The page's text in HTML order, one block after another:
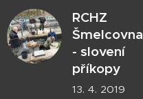
RCHZ
Šmelcovna
- slovení
příkopy
13. 4. 2019